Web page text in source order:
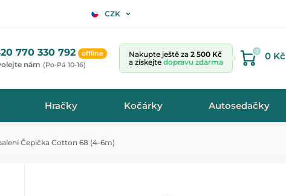
CZK
770 330 792 offline
nám (Po-Pá 10-16)
Nakupte ještě za 2 500 Kč
a získejte dopravu zdarma
0 0 Kč
Hračky Kočárky Autosedačky
Čepička Cotton 68 (4-6m)